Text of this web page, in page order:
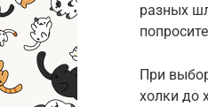
разных
При
холки до